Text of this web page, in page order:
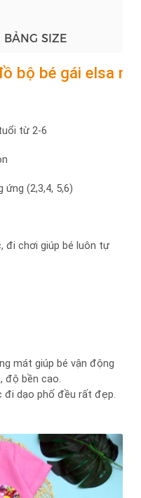
BẢNG SIZE
bộ bé gái elsa
từ 2-6
(2,3,4, 5,6)
đi chơi giúp bé luôn tự
mát giúp bé vận động
độ bền cao.
đi dạo phố đều rất đẹp.